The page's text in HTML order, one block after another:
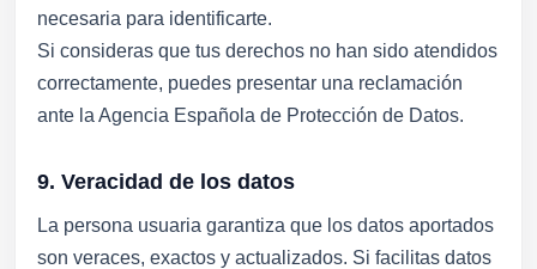
necesaria para identificarte.
Si consideras que tus derechos no han sido atendidos
correctamente, puedes presentar una reclamación
ante la Agencia Española de Protección de Datos.
9. Veracidad de los datos
La persona usuaria garantiza que los datos aportados
son veraces, exactos y actualizados. Si facilitas datos